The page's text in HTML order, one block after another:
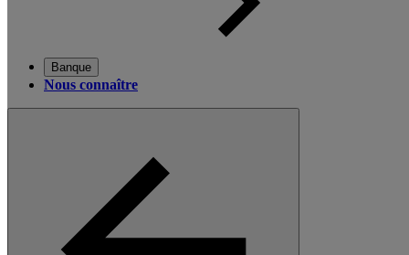
Banque
Nous connaître